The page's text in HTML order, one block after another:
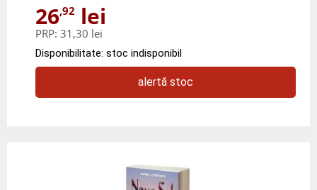
26,92 lei
PRP: 31,30 lei
Disponibilitate: stoc indisponibil
alertă stoc